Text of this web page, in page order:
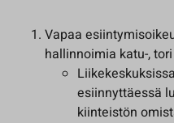
Vapaa
hallinnoimia katu-,
esiinnyttäessä
kiinteistön